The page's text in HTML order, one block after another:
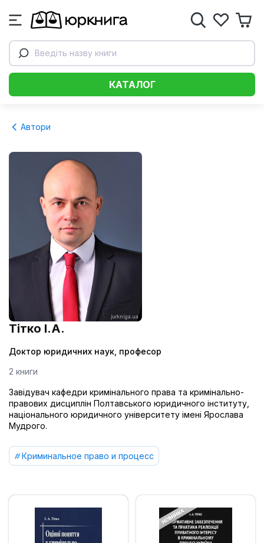
Введіть назву книги
КАТАЛОГ
Автори
Тітко І.А.
Доктор юридичних наук, професор
2 книги
Завідувач кафедри кримінального права та кримінально-
правових дисциплін Полтавського юридичного інституту,
національного юридичного університету імені Ярослава
Мудрого.
Криминальное право и процесс